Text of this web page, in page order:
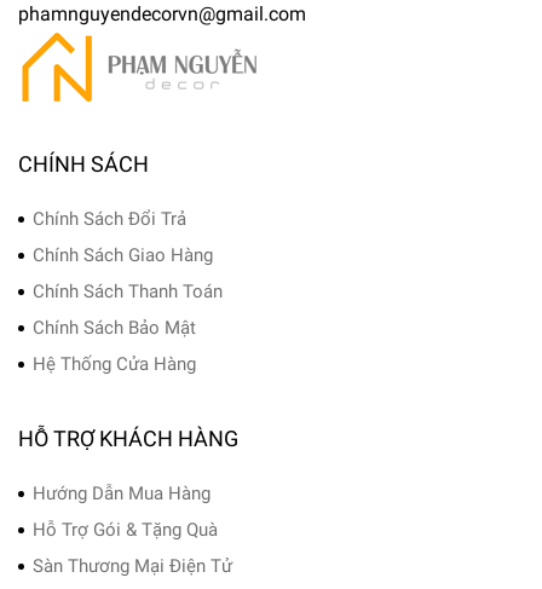
phamnguyendecorvn@gmail.com
CHÍNH SÁCH
Chính Sách Đổi Trả
Chính Sách Giao Hàng
Chính Sách Thanh Toán
Chính Sách Bảo Mật
Hệ Thống Cửa Hàng
HỖ TRỢ KHÁCH HÀNG
Hướng Dẫn Mua Hàng
Hỗ Trợ Gói & Tặng Quà
Sàn Thương Mại Điện Tử